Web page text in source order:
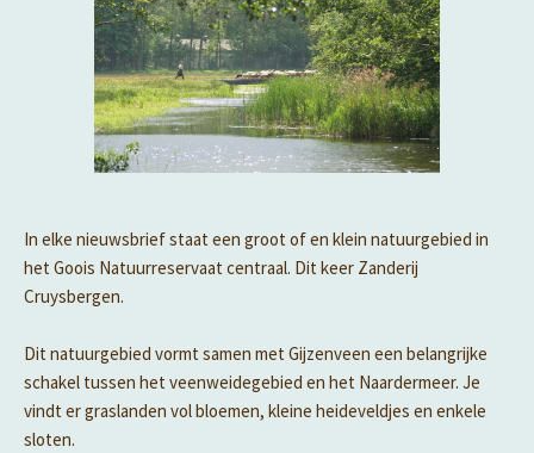
In elke nieuwsbrief staat een groot of en klein natuurgebied in
het Goois Natuurreservaat centraal. Dit keer Zanderij
Cruysbergen.
Dit natuurgebied vormt samen met Gijzenveen een belangrijke
schakel tussen het veenweidegebied en het Naardermeer. Je
vindt er graslanden vol bloemen, kleine heideveldjes en enkele
sloten.